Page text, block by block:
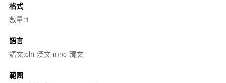
格式
數量:1
語言
語文:chi-漢文 mnc-清文
範圍